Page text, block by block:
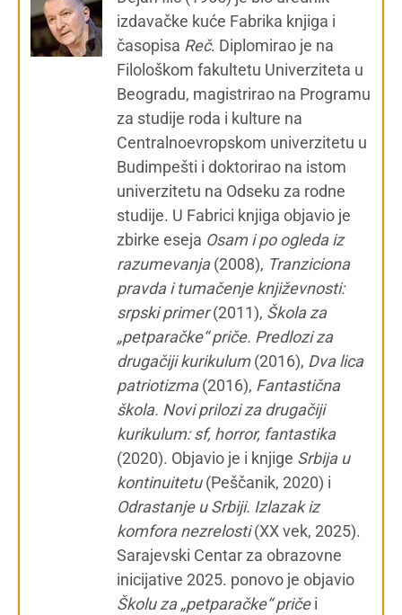
izdavačke kuće Fabrika knjiga i
časopisa Reč. Diplomirao je na
Filološkom fakultetu Univerziteta u
Beogradu, magistrirao na Programu
za studije roda i kulture na
Centralnoevropskom univerzitetu u
Budimpešti i doktorirao na istom
univerzitetu na Odseku za rodne
studije. U Fabrici knjiga objavio je
zbirke eseja Osam i po ogleda iz
razumevanja(2008), Tranziciona
pravda i tumačenje književnosti:
srpski primer(2011), Škola za
„petparačke“ priče. Predlozi za
drugačiji kurikulum(2016), Dva lica
patriotizma(2016), Fantastična
škola. Novi prilozi za drugačiji
kurikulum: sf, horror, fantastika
(2020). Objavio je i knjige Srbija u
kontinuitetu(Peščanik, 2020) i
Odrastanje u Srbiji. Izlazak iz
komfora nezrelosti(XX vek, 2025).
Sarajevski Centar za obrazovne
inicijative 2025. ponovo je objavio
Školu za „petparačke“ pričei